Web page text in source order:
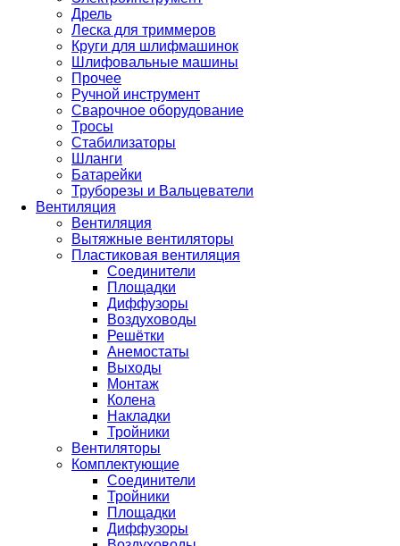
Дрель
Леска для триммеров
Круги для шлифмашинок
Шлифовальные машины
Прочее
Ручной инструмент
Сварочное оборудование
Тросы
Стабилизаторы
Шланги
Батарейки
Труборезы и Вальцеватели
Вентиляция
Вентиляция
Вытяжные вентиляторы
Пластиковая вентиляция
Соединители
Площадки
Диффузоры
Воздуховоды
Решётки
Анемостаты
Выходы
Монтаж
Колена
Накладки
Тройники
Вентиляторы
Комплектующие
Соединители
Тройники
Площадки
Диффузоры